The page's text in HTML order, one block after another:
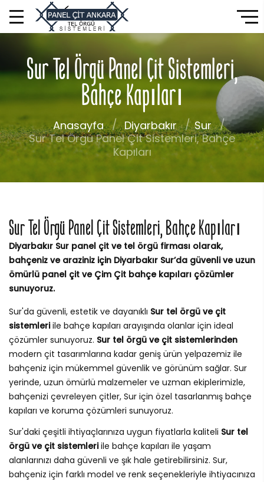
Sur Tel Örgü Panel Çit Sistemleri,
Bahçe Kapıları
Anasayfa Diyarbakır
Sur
Sur Tel Örgü Panel Çit Sistemleri, Bahçe
Kapıları
Sur Tel Örgü Panel Çit Sistemleri, Bahçe Kapıları
Diyarbakır Sur panel çit ve tel örgü firması olarak,
bahçeniz ve araziniz için Diyarbakır Sur’da güvenli ve uzun
ömürlü panel çit ve Çim Çit bahçe kapıları çözümler
sunuyoruz.
Sur'da güvenli, estetik ve dayanıklı Sur tel örgü ve çit
sistemleriile bahçe kapıları arayışında olanlar için ideal
çözümler sunuyoruz. Sur tel örgü ve çit sistemlerinden
modern çit tasarımlarına kadar geniş ürün yelpazemiz ile
bahçeniz için mükemmel güvenlik ve görünüm sağlar. Sur
yerinde, uzun ömürlü malzemeler ve uzman ekiplerimizle,
bahçenizi çevreleyen çitler, Sur için özel tasarlanmış bahçe
kapıları ve koruma çözümleri sunuyoruz.
Sur'daki çeşitli ihtiyaçlarınıza uygun fiyatlarla kaliteli Sur tel
örgü ve çit sistemleriile bahçe kapıları ile yaşam
alanlarınızı daha güvenli ve şık hale getirebilirsiniz. Sur,
bahçeniz için farklı model ve renk seçenekleriyle ihtiyacınıza